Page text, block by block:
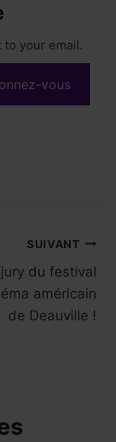
your email.
vous
SUIVANT
du festival
américain
de Deauville !